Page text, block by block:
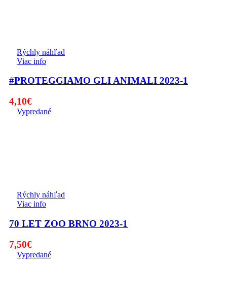
Rýchly náhľad
Viac info
#PROTEGGIAMO GLI ANIMALI 2023-1
4,10€
Vypredané
Rýchly náhľad
Viac info
70 LET ZOO BRNO 2023-1
7,50€
Vypredané